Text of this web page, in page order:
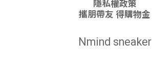
隱私權政策
攜朋帶友 得購物金
Nmind sneaker